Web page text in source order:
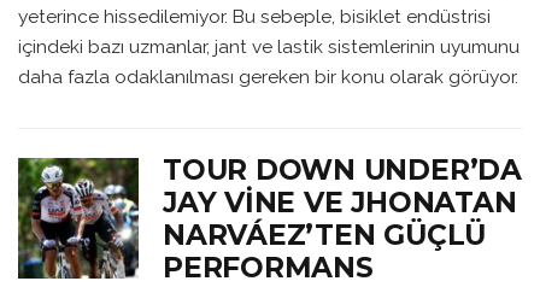
yeterince hissedilemiyor. Bu sebeple, bisiklet endüstrisi
içindeki bazı uzmanlar, jant ve lastik sistemlerinin uyumunu
daha fazla odaklanılması gereken bir konu olarak görüyor.
TOUR DOWN UNDER’DA
JAY VINE VE JHONATAN
NARVÁEZ’TEN GÜÇLÜ
PERFORMANS